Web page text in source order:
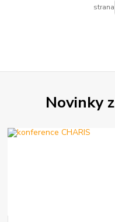
strana
Novinky